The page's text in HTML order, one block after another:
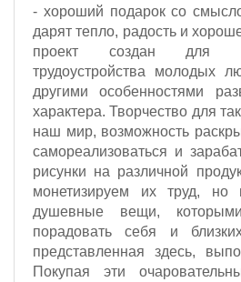
- хороший подарок со
дарят тепло, радость и
проект создан для
трудоустройства молодых
другими особенностями
характера. Творчество для
наш мир, возможность
самореализоваться и
рисунки на различной
монетизируем их труд, но
душевные вещи,
порадовать себя и
представленная здесь,
Покупая эти